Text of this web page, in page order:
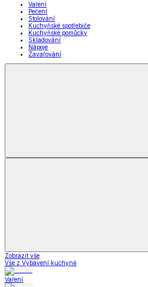
Vaření
Pečení
Stolování
Kuchyňské spotřebiče
Kuchyňské pomůcky
Skladování
Nápoje
Zavařování
Zobrazit vše
Vše z Vybavení kuchyně
Vaření